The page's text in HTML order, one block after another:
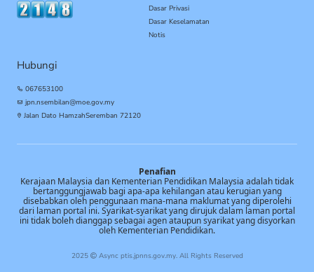
Dasar Privasi
Dasar Keselamatan
Notis
Hubungi
067653100
jpn.nsembilan@moe.gov.my
Jalan Dato HamzahSeremban 72120
Penafian
Kerajaan Malaysia dan Kementerian Pendidikan Malaysia adalah tidak
bertanggungjawab bagi apa-apa kehilangan atau kerugian yang
disebabkan oleh penggunaan mana-mana maklumat yang diperolehi
dari laman portal ini. Syarikat-syarikat yang dirujuk dalam laman portal
ini tidak boleh dianggap sebagai agen ataupun syarikat yang disyorkan
oleh Kementerian Pendidikan.
2025 Async ptis.jpnns.gov.my. All Rights Reserved